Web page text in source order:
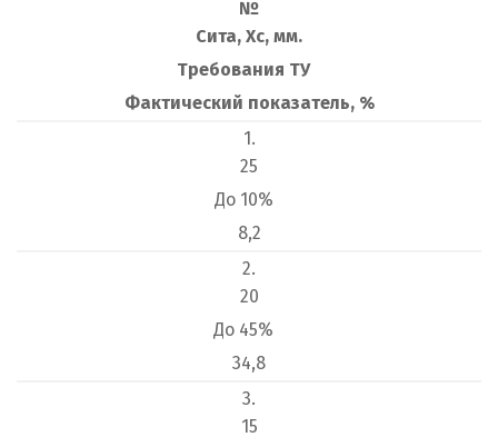
№
Сита, Хс, мм.
Требования ТУ
Фактический показатель, %
1.
25
До 10%
8,2
2.
20
До 45%
34,8
3.
15